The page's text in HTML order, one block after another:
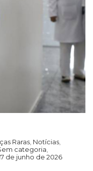
Raras, Notícias,
categoria,
de junho de 2026